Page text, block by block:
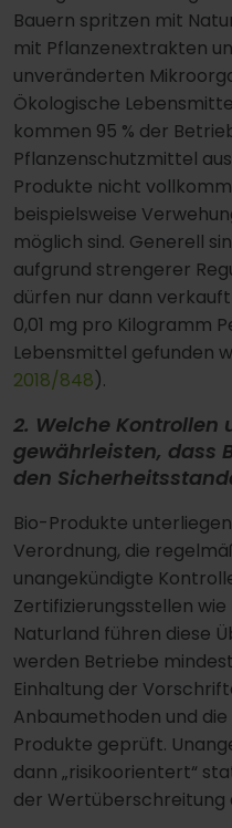
Bauern spritzen mit
mit Pflanzenextrakten
unveränderten
Ökologische
kommen 95 % der
Pflanzenschutzmittel
Produkte nicht
beispielsweise
möglich sind. Generell
aufgrund strengerer
dürfen nur dann
0,01 mg pro Kilogramm
Lebensmittel gefunden
2018/848).
2. Welche Kontrollen
gewährleisten, dass
den
Bio-Produkte
Verordnung, die
unangekündigte
Zertifizierungsstellen
Naturland führen diese
werden Betriebe
Einhaltung der
Anbaumethoden und
Produkte geprüft.
dann „risikoorientert“
der Wertüberschreitung